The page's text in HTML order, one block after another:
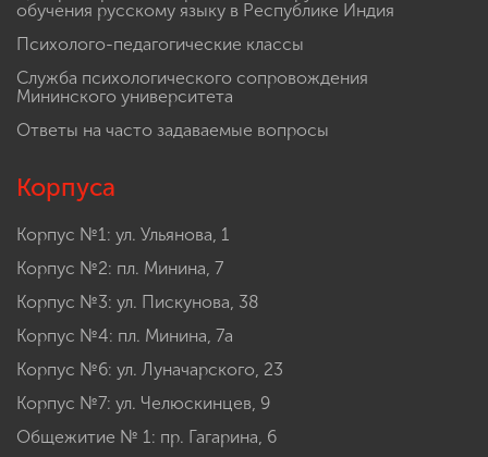
обучения русскому языку в Республике Индия
Психолого-педагогические классы
Служба психологического сопровождения
Мининского университета
Ответы на часто задаваемые вопросы
Корпуса
Корпус №1: ул. Ульянова, 1
Корпус №2: пл. Минина, 7
Корпус №3: ул. Пискунова, 38
Корпус №4: пл. Минина, 7а
Корпус №6: ул. Луначарского, 23
Корпус №7: ул. Челюскинцев, 9
Общежитие № 1: пр. Гагарина, 6